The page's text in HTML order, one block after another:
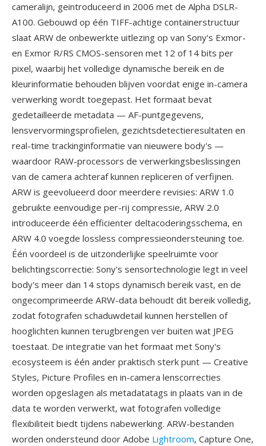
cameralijn, geintroduceerd in 2006 met de Alpha DSLR-
A100. Gebouwd op één TIFF-achtige containerstructuur
slaat ARW de onbewerkte uitlezing op van Sony's Exmor-
en Exmor R/RS CMOS-sensoren met 12 of 14 bits per
pixel, waarbij het volledige dynamische bereik en de
kleurinformatie behouden blijven voordat enige in-camera
verwerking wordt toegepast. Het formaat bevat
gedetailleerde metadata — AF-puntgegevens,
lensvervormingsprofielen, gezichtsdetectieresultaten en
real-time trackinginformatie van nieuwere body's —
waardoor RAW-processors de verwerkingsbeslissingen
van de camera achteraf kunnen repliceren of verfijnen.
ARW is geevolueerd door meerdere revisies: ARW 1.0
gebruikte eenvoudige per-rij compressie, ARW 2.0
introduceerde één efficienter deltacoderingsschema, en
ARW 4.0 voegde lossless compressieondersteuning toe.
Één voordeel is de uitzonderlijke speelruimte voor
belichtingscorrectie: Sony's sensortechnologie legt in veel
body's meer dan 14 stops dynamisch bereik vast, en de
ongecomprimeerde ARW-data behoudt dit bereik volledig,
zodat fotografen schaduwdetail kunnen herstellen of
hooglichten kunnen terugbrengen ver buiten wat JPEG
toestaat. De integratie van het formaat met Sony's
ecosysteem is één ander praktisch sterk punt — Creative
Styles, Picture Profiles en in-camera lenscorrecties
worden opgeslagen als metadatatags in plaats van in de
data te worden verwerkt, wat fotografen volledige
flexibiliteit biedt tijdens nabewerking. ARW-bestanden
worden ondersteund door Adobe Lightroom, Capture One,